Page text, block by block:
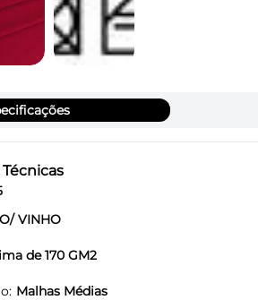
VINHO
de 170 GM2
Malhas Médias